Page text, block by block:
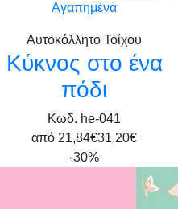
Αγαπημένα
Αυτοκόλλητο Τοίχου
Κύκνος στο ένα
πόδι
Κωδ. he-041
από 21,84€31,20€
-30%